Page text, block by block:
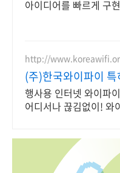
아이디어를 빠르게 구
http://
(주)한국와이파이
행사용 인터넷 와이파
어디서나 끊김없이! 와